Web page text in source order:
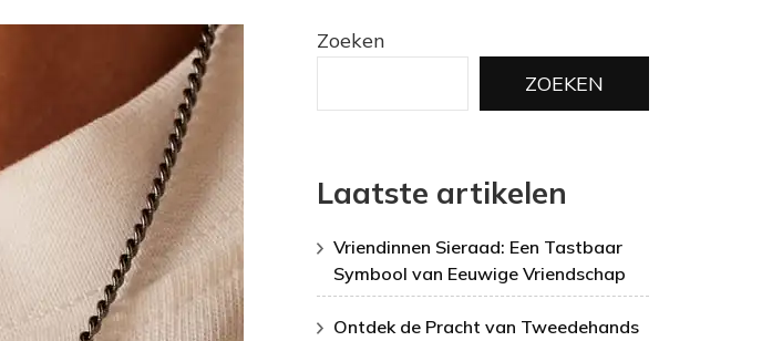
Zoeken
ZOEKEN
Laatste artikelen
Vriendinnen Sieraad: Een Tastbaar
Symbool van Eeuwige Vriendschap
Ontdek de Pracht van Tweedehands